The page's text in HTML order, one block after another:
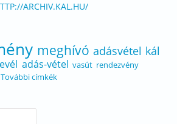
ARCHIV.KAL.HU/
meghívó adásvétel kál
adás-vétel vasút rendezvény
További címkék